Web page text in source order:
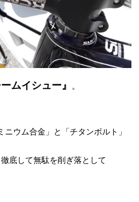
ムイシュー』 。
ニウム合金」と「チタンボルト」
底して無駄を削ぎ落として